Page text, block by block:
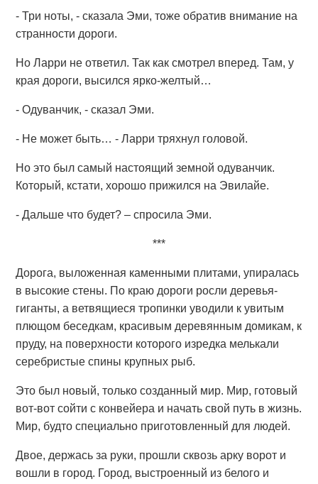
- Три ноты, - сказала Эми, тоже обратив внимание на
странности дороги.
Но Ларри не ответил. Так как смотрел вперед. Там, у
края дороги, высился ярко-желтый…
- Одуванчик, - сказал Эми.
- Не может быть… - Ларри тряхнул головой.
Но это был самый настоящий земной одуванчик.
Который, кстати, хорошо прижился на Эвилайе.
- Дальше что будет? – спросила Эми.
***
Дорога, выложенная каменными плитами, упиралась
в высокие стены. По краю дороги росли деревья-
гиганты, а ветвящиеся тропинки уводили к увитым
плющом беседкам, красивым деревянным домикам, к
пруду, на поверхности которого изредка мелькали
серебристые спины крупных рыб.
Это был новый, только созданный мир. Мир, готовый
вот-вот сойти с конвейера и начать свой путь в жизнь.
Мир, будто специально приготовленный для людей.
Двое, держась за руки, прошли сквозь арку ворот и
вошли в город. Город, выстроенный из белого и